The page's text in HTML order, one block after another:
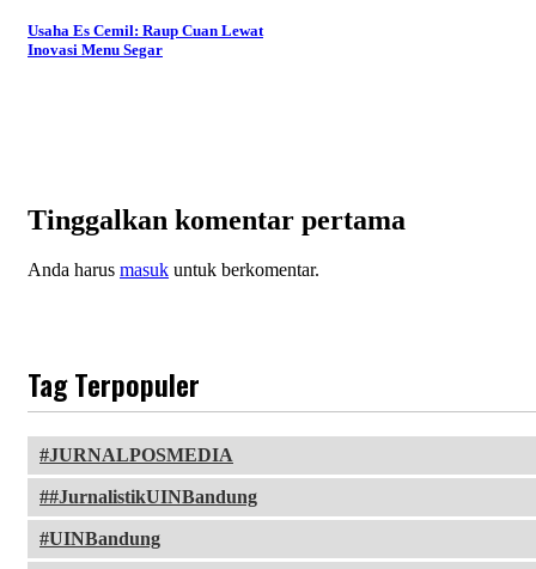
Usaha Es Cemil: Raup Cuan Lewat
Inovasi Menu Segar
Tinggalkan komentar pertama
Anda harus masuk untuk berkomentar.
Tag Terpopuler
JURNALPOSMEDIA
#JurnalistikUINBandung
UINBandung